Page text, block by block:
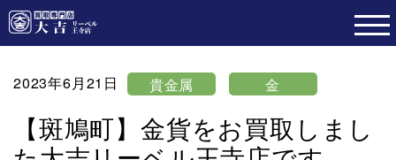
2023年6月21日 貴金属 金
【斑鳩町】金貨をお買取しまし